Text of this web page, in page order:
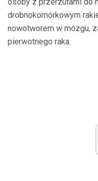
drobnokomórkowym
nowotworem w mózgu,
pierwotnego raka.